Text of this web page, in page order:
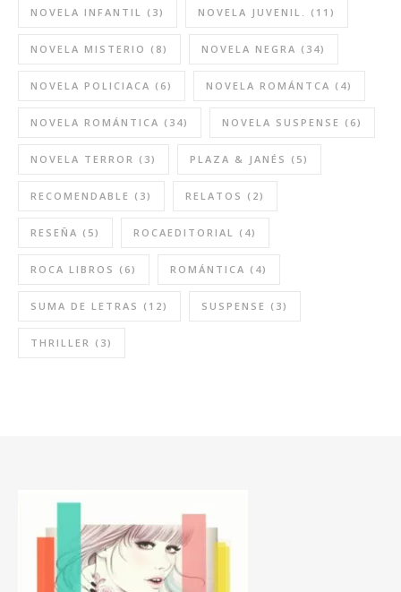
NOVELA INFANTIL (3) NOVELA JUVENIL. (11)
NOVELA MISTERIO (8) NOVELA NEGRA (34)
NOVELA POLICIACA (6) NOVELA ROMÁNTCA (4)
NOVELA ROMÁNTICA (34) NOVELA SUSPENSE (6)
NOVELA TERROR (3) PLAZA & JANÉS (5)
RECOMENDABLE (3) RELATOS (2)
RESEÑA (5) ROCAEDITORIAL (4)
ROCA LIBROS (6) ROMÁNTICA (4)
SUMA DE LETRAS (12) SUSPENSE (3)
THRILLER (3)